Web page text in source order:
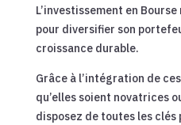
L’investissement en
pour diversifier son
croissance durable.
Grâce à l’intégration de
qu’elles soient novatrices
disposez de toutes les